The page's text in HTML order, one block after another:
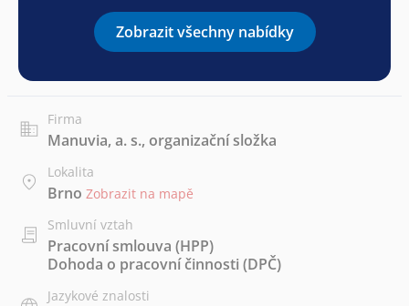
Zobrazit všechny nabídky
Firma
Manuvia, a. s., organizační složka
Lokalita
Brno Zobrazit na mapě
Smluvní vztah
Pracovní smlouva (HPP)
Dohoda o pracovní činnosti (DPČ)
Jazykové znalosti